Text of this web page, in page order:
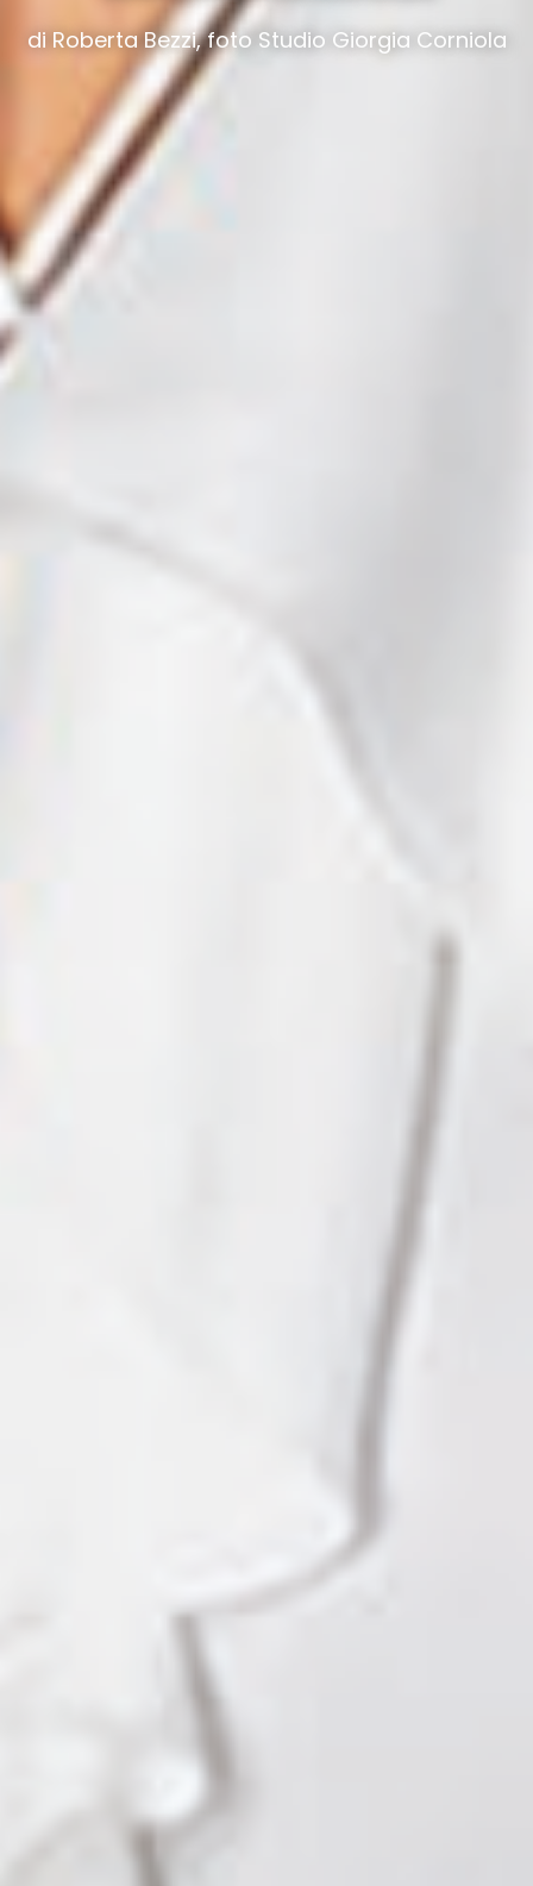
di Roberta Bezzi, foto Studio Giorgia Corniola